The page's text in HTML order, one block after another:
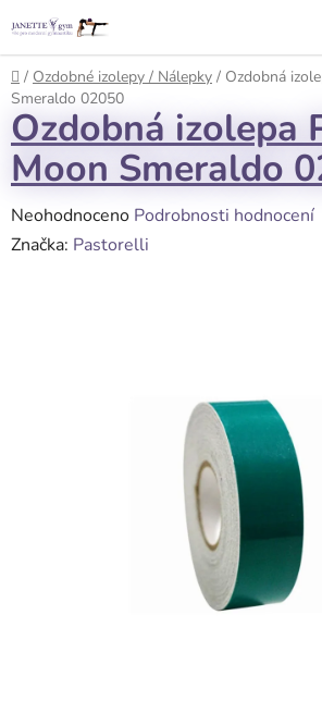
na
obsah
Domů
/ Ozdobné izolepy / Nálepky / Ozdobná
Smeraldo 02050
Ozdobná izolepa
Moon Smeraldo
Průměrné
hodnocení
Neohodnoceno Podrobnosti hodnocení
Značka: Pastorelli